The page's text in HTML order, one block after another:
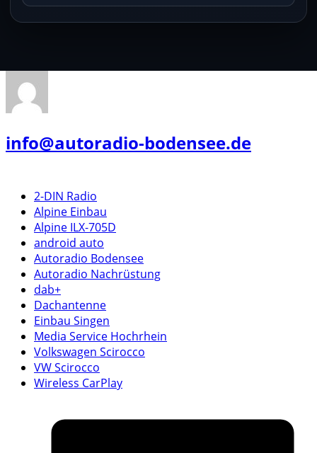
info@autoradio-bodensee.de
2-DIN Radio
Alpine Einbau
Alpine ILX-705D
android auto
Autoradio Bodensee
Autoradio Nachrüstung
dab+
Dachantenne
Einbau Singen
Media Service Hochrhein
Volkswagen Scirocco
VW Scirocco
Wireless CarPlay